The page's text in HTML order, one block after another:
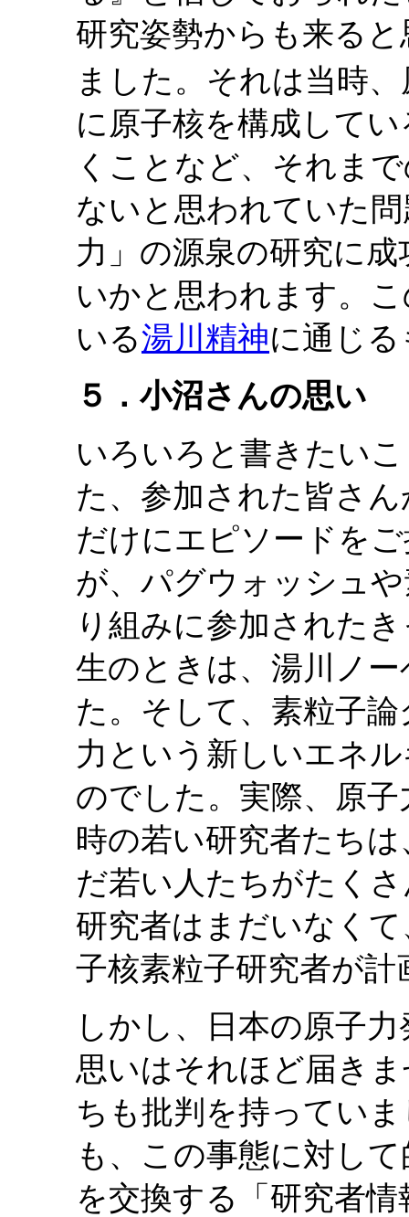
研究姿勢からも来る
ました。それは当時
に原子核を構成して
くことなど、それま
ないと思われていた
力」の源泉の研究に
いかと思われます。
いる湯川精神に通じ
５．小沼さんの思い
いろいろと書きたい
た、参加された皆さ
だけにエピソードを
が、パグウォッシュ
り組みに参加された
生のときは、湯川ノ
た。そして、素粒子
力という新しいエネ
のでした。実際、原
時の若い研究者たち
だ若い人たちがたく
研究者はまだいなく
子核素粒子研究者が
しかし、日本の原子
思いはそれほど届き
ちも批判を持ってい
も、この事態に対し
を交換する「研究者